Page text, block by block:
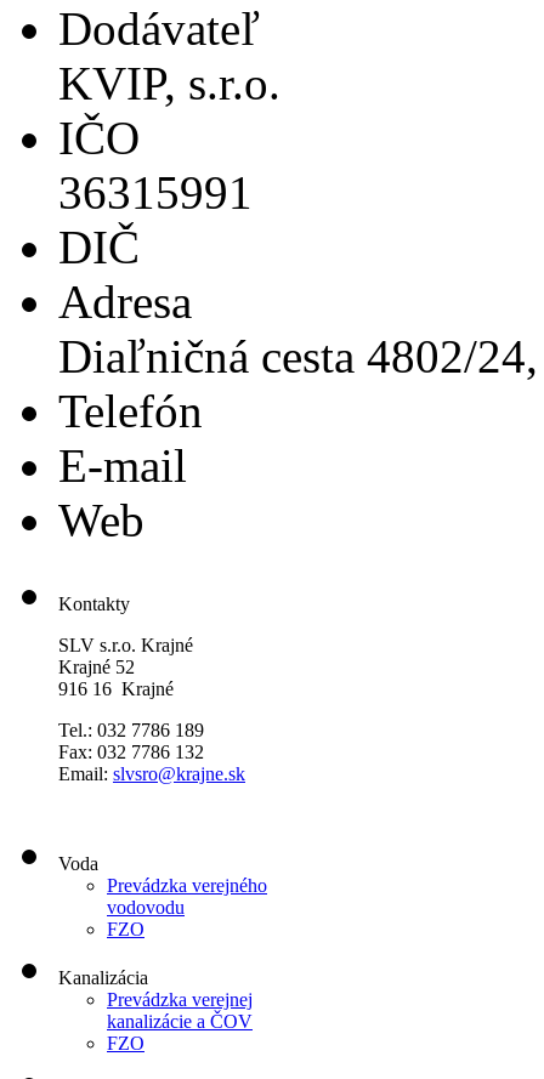
Dodávateľ
KVIP, s.r.o.
IČO
36315991
DIČ
Adresa
Diaľničná cesta 4802/24,
Telefón
E-mail
Web
Kontakty
SLV s.r.o. Krajné
Krajné 52
916 16 Krajné
Tel.: 032 7786 189
Fax: 032 7786 132
Email: slvsro@krajne.sk
Voda
Prevádzka verejného
vodovodu
FZO
Kanalizácia
Prevádzka verejnej
kanalizácie a ČOV
FZO